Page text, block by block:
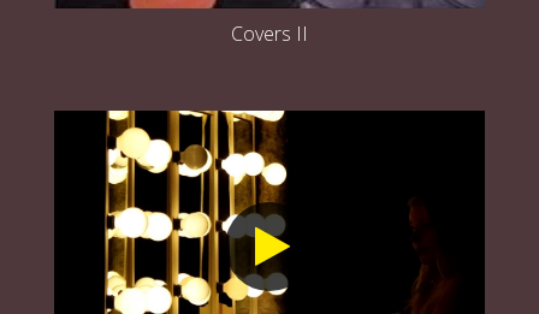
Covers II